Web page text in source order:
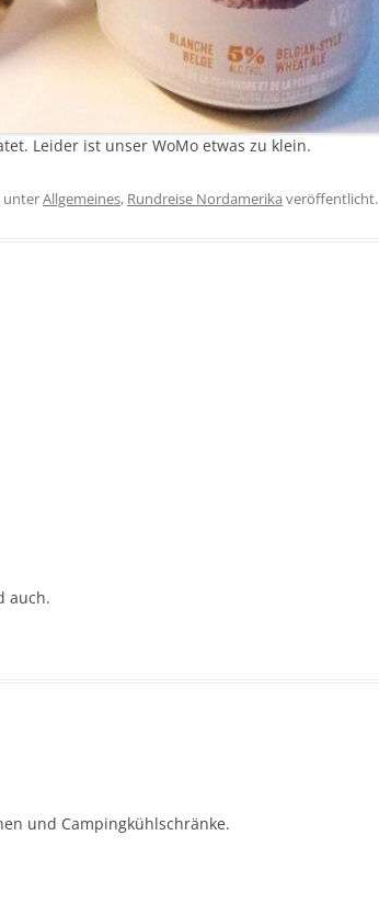
Leider ist unser WoMo etwas zu klein.
unterAllgemeines, Rundreise Nordamerika veröffentlicht.
auch.
und Campingkühlschränke.